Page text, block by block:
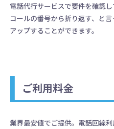
電話代行サービスで要件を確認
コールの番号から折り返す、と
アップすることができます。
ご利用料金
業界最安値でご提供。電話回線
30日間無料